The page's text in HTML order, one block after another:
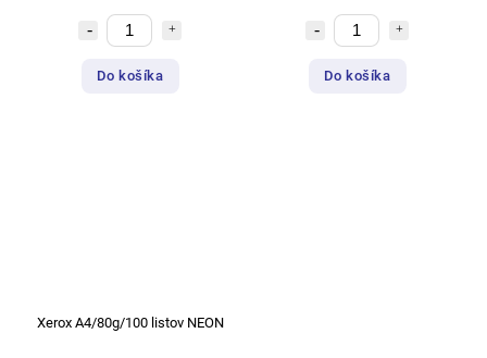
Do košíka Do košíka
Xerox A4/80g/100 listov NEON